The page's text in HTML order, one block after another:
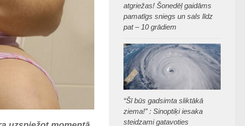
atgriežas! Šonedēļ gaidāms
pamatīgs sniegs un sals līdz
pat – 10 grādiem
“Šī būs gadsimta sliktākā
ziema!” : Sinoptiķi iesaka
steidzami gatavoties